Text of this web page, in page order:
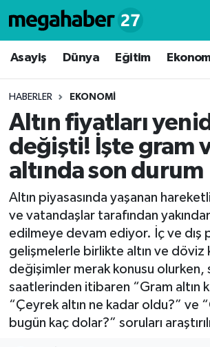
Asayiş Dünya Eğitim
HABERLER EKONOMI
Altın fiyatları
değişti! İşte gram
altında son durum
Altın piyasasında yaşanan
ve vatandaşlar tarafından
edilmeye devam ediyor. İç ve dış
gelişmelerle birlikte altın ve döviz
değişimler merak konusu olurken,
saatlerinden itibaren “Gram altın
“Çeyrek altın ne kadar oldu?” ve
bugün kaç dolar?” soruları
Hava Durumu
Süper Lig Puan Durumu ve
Tüm Manşetler
Son Dakika Haberleri
Haber Arşivi